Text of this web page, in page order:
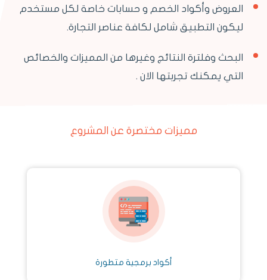
العروض وأكواد الخصم و حسابات خاصة لكل مستخدم
ليكون التطبيق شامل لكافة عناصر التجارة.
البحث وفلترة النتائج وغيرها من المميزات والخصائص
التي يمكنك تجربتها الان .
مميزات مختصرة عن المشروع
أكواد برمجية متطورة